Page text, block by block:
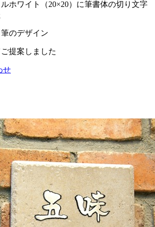
ホワイト（20×20）に筆書体の切り文字
のデザイン
提案しました
せ